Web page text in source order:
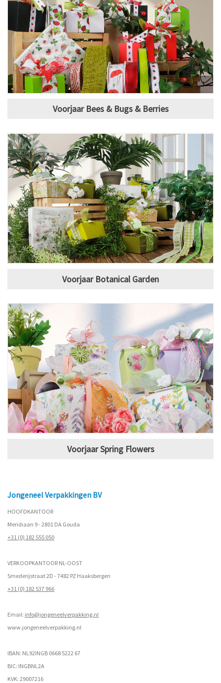
Voorjaar Bees & Bugs & Berries
Voorjaar Botanical Garden
Voorjaar Spring Flowers
Jongeneel Verpakkingen BV
HOOFDKANTOOR
Meridiaan 9 - 2801 DA Gouda
+31 (0) 182 555 050
VERKOOPKANTOOR NL-OOST
Smederijstraat 2D - 7482 PZ Haaksbergen
+31 (0) 182 537 966
Email: info@jongeneelverpakking.nl
www.jongeneelverpakking.nl
IBAN: NL92INGB 0668 5222 67
BIC: INGBNL2A
KVK: 29007216